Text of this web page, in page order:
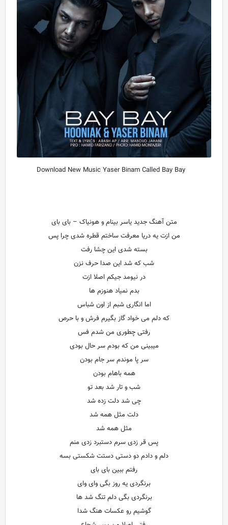
Download New Music Yaser Binam Called Bay Bay
متن آهنگ جدید یاسر بینام و هونیاک – بای بای
من ازت یه دریا معرفت ساختم قطره شدی چرا پس
بسته شدی این چشا رفت
شب که شد این صدا حرف نزن
در نیومد جیکم اصلا ازت
بدم نمیاد هنوزم ها
اما انگاری شبم از اون شباس
که دلم می خواد گاز بگیرم فرش و با حرص
رفتی چطوری من شدم فس
میبینی من که بودم سر حال بودی
سر پا موندم سر جام بودن
همه باهام بودن
شب و تار شد بعد تو
چی شد دلت زده شد
دلت مثل همه شد
مثل همه شد
پس قر زدی سرم دستبرد زدی منم
دلم و دادم دو دستی دستت شکستی بسه
رفتم ببین بای بای
برنگردی یه روز بگی وای وای
برنگردی بگی دلم تنگ شد ها
گوشیم رو عکسات هنگ شدا